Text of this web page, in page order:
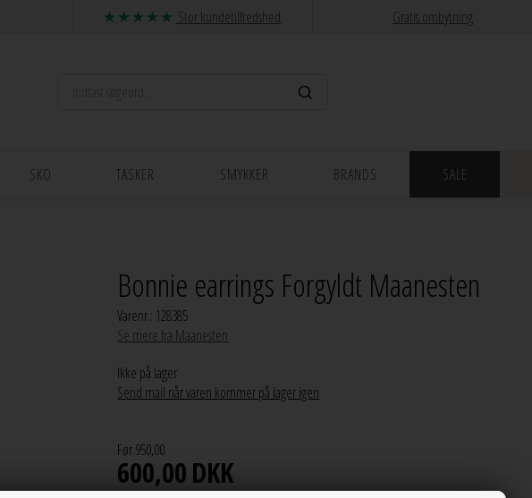
Stor kundetilfredshed Gratis ombytning
SKO TASKER SMYKKER BRANDS SALE
Bonnie earrings Forgyldt Maanesten
Varenr.: 128385
Se mere fra Maanesten
Ikke på lager
Send mail når varen kommer på lager igen
Før 950,00
600,00DKK